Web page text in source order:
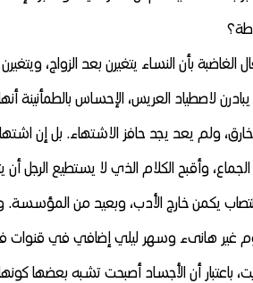
الغاضبة بأن النساء يتغيرن بعد الزواج،
لاصطياد العريس، الإحساس بالطمأنينة
ولم يعد يجد حافز الاشتهاء. بل إن
وأقبح الكلام الذي لا يستطيع الرجل
يكمن خارج الأدب، وبعيد من
غير هانىء وسهر ليلي إضافي في قنوات
باعتبار أن الأجساد أصبحت تشبه بعضها